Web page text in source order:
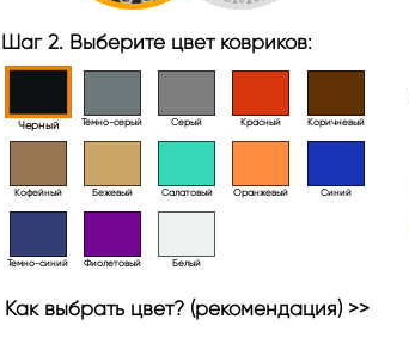
Шаг 2. Выберите цвет ковриков:
Черный Тёмно-серый Серый Красный Коричневый
Кофейный Бежевый Салатовый Оранжевый Синий
Темно-синий Фиолетовый Белый
Как выбрать цвет? (рекомендация) >>